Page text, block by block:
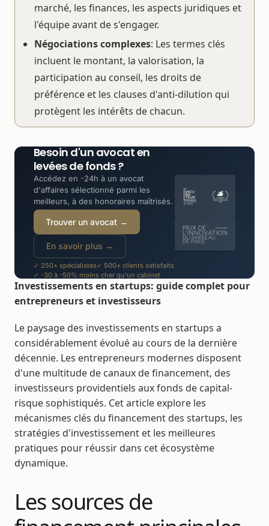
marché, les finances, les aspects juridiques et
l'équipe avant de s'engager.
Négociations complexes: Les termes clés
incluent le montant, la valorisation, la
participation au conseil, les droits de
préférence et les clauses d'anti-dilution qui
protègent les intérêts de chacun.
Besoin d'un avocat en
levées de fonds ?
Accédez en -24h à un avocat
d'affaires sélectionné parmi les
meilleurs, à des honoraires maîtrisés.
Trouver un avocat →
En savoir plus →
✓ 250+ spécialistes✓ 500+ clients satisfaits
✓ -30 à -50% moins cher qu'un cabinet
Investissements en startups: guide complet pour
entrepreneurs et investisseurs
Le paysage des investissements en startups a
considérablement évolué au cours de la dernière
décennie. Les entrepreneurs modernes disposent
d'une multitude de canaux de financement, des
investisseurs providentiels aux fonds de capital-
risque sophistiqués. Cet article explore les
mécanismes clés du financement des startups, les
stratégies d'investissement et les meilleures
pratiques pour réussir dans cet écosystème
dynamique.
Les sources de